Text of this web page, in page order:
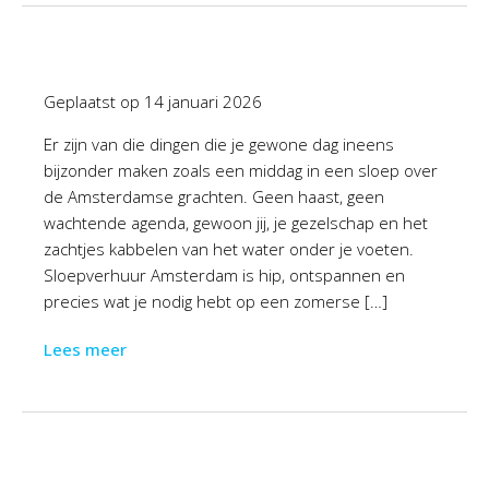
Geplaatst op 14 januari 2026
Er zijn van die dingen die je gewone dag ineens
bijzonder maken zoals een middag in een sloep over
de Amsterdamse grachten. Geen haast, geen
wachtende agenda, gewoon jij, je gezelschap en het
zachtjes kabbelen van het water onder je voeten.
Sloepverhuur Amsterdam is hip, ontspannen en
precies wat je nodig hebt op een zomerse […]
Lees meer